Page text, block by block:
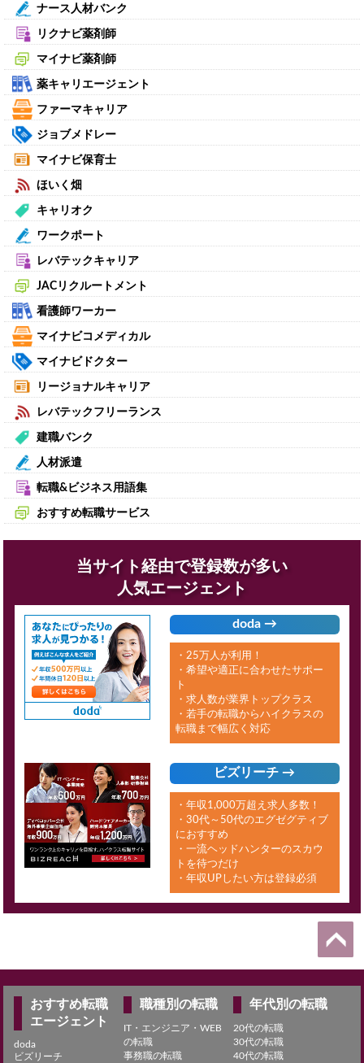
ナース人材バンク
リクナビ薬剤師
マイナビ薬剤師
薬キャリエージェント
ファーマキャリア
ジョブメドレー
マイナビ保育士
ほいく畑
キャリオク
ワークポート
レバテックキャリア
JACリクルートメント
看護師ワーカー
マイナビコメディカル
マイナビドクター
リージョナルキャリア
レバテックフリーランス
建職バンク
人材派遣
転職&ビジネス用語集
おすすめ転職サービス
当サイト経由で登録数が多い
人気エージェント
doda →
・25万人が利用！
・希望や適正に合わせたサポー
ト
・求人数が業界トップクラス
・若手の転職からハイクラスの
転職まで幅広く対応
ビズリーチ →
・年収1,000万超え求人多数！
・30代～50代のエグゼグティブ
におすすめ
・一流ヘッドハンターのスカウ
トを待つだけ
・年収UPしたい方は登録必須
おすすめ転職
エージェント
doda
ビズリーチ
職種別の転職
IT・エンジニア・WEB
の転職
事務職の転職
年代別の転職
20代の転職
30代の転職
40代の転職